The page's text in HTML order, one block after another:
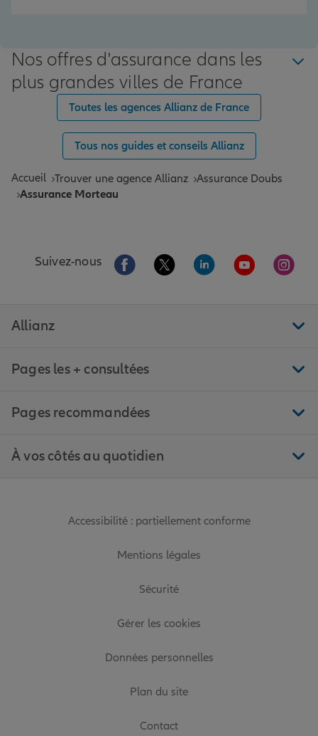
Nos offres d'assurance dans les
plus grandes villes de France
Toutes les agences Allianz de France
Tous nos guides et conseils Allianz
Accueil Trouver une agence Allianz Assurance Doubs
Assurance Morteau
Suivez-nous Aller sur la page Facebook de Allianz
Aller sur la page Twitter de
Aller sur la page
Aller sur la
Aller
Allianz
Pages les + consultées
Pages recommandées
À vos côtés au quotidien
Accessibilité : partiellement conforme
Mentions légales
Sécurité
Gérer les cookies
Données personnelles
Plan du site
Contact